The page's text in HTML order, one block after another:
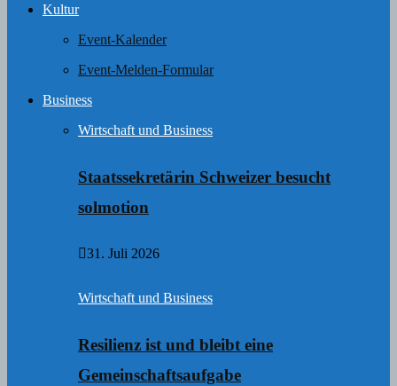
Kultur
Event-Kalender
Event-Melden-Formular
Business
Wirtschaft und Business
Staatssekretärin Schweizer besucht
solmotion
31. Juli 2026
Wirtschaft und Business
Resilienz ist und bleibt eine
Gemeinschaftsaufgabe